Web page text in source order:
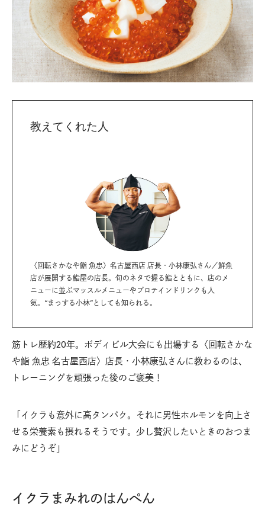
教えてくれた人
〈回転さかなや鮨 魚忠〉名古屋西店 店長・小林康弘さん／鮮魚
店が展開する鮨屋の店長。旬のネタで握る鮨とともに、店のメ
ニューに並ぶマッスルメニューやプロテインドリンクも人
気。“まっする小林”としても知られる。
筋トレ歴約20年。ボディビル大会にも出場する〈回転さかな
や鮨 魚忠 名古屋西店〉店長・小林康弘さんに教わるのは、
トレーニングを頑張った後のご褒美！
「イクラも意外に高タンパク。それに男性ホルモンを向上さ
せる栄養素も摂れるそうです。少し贅沢したいときのおつま
みにどうぞ」
イクラまみれのはんぺん